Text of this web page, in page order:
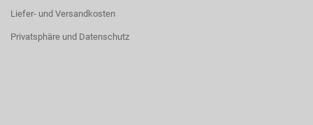
Liefer- und Versandkosten
Privatsphäre und Datenschutz